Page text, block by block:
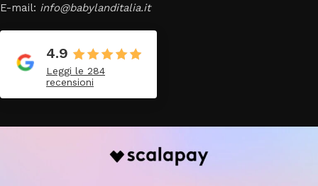
E-mail: info@babylanditalia.it
4.9
Leggi le 284
recensioni